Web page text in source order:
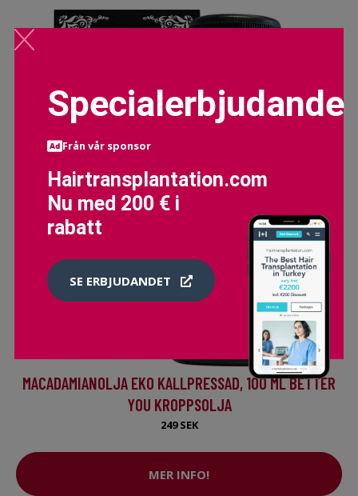
MACADAMIANOLJA EKO KALLPRESSAD, 100 ML BETTER
YOU KROPPSOLJA
249 SEK
MER INFO!
Specialerbjudande
Från vår sponsor
Hairtransplantation.com
Nu med 200 € i
rabatt
SE ERBJUDANDET